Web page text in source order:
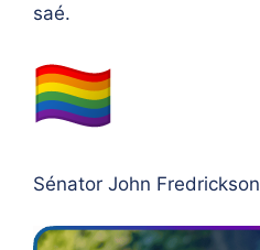
saé.
Sénator John Fredrickson